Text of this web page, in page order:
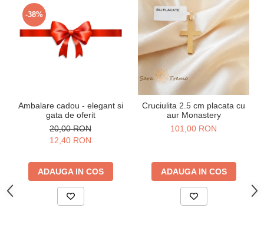
-38%
Ambalare cadou - elegant si
gata de oferit
20,00 RON
12,40 RON
ADAUGA IN COS
Cruciulita 2.5 cm placata cu
aur Monastery
101,00 RON
ADAUGA IN COS